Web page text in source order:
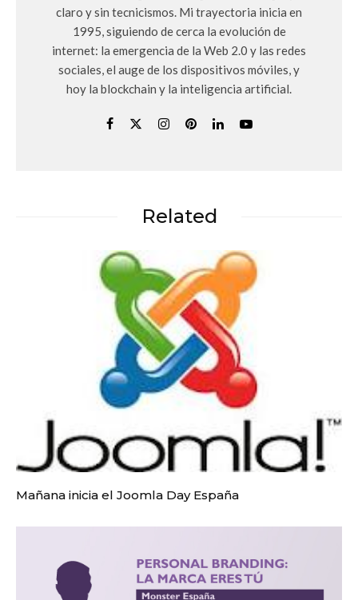
claro y sin tecnicismos. Mi trayectoria inicia en
1995, siguiendo de cerca la evolución de
internet: la emergencia de la Web 2.0 y las redes
sociales, el auge de los dispositivos móviles, y
hoy la blockchain y la inteligencia artificial.
Related
Mañana inicia el Joomla Day España